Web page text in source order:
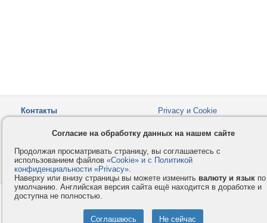
Контакты
Privacy и Cookie
Как оплатить
Форумы
© 2008-2026VMESTE.EU
Согласие на обработку данных на нашем сайте
Продолжая просматривать страницу, вы соглашаетесь с
использованием файлов «Cookie» и с Политикой
конфиденциальности «Privacy».
Наверху или внизу страницы вы можете изменить валюту и язык по
умолчанию. Английская версия сайта ещё находится в доработке и
доступна не полностью.